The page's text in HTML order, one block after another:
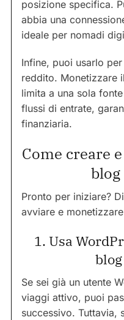
posizione specifica.
abbia una
ideale per nomadi
Infine, puoi usarlo
reddito. Monetizzare
limita a una sola
flussi di entrate,
finanziaria.
Come creare
Pronto per iniziare?
avviare e
1. Usa
Se sei già un utente
viaggi attivo, puoi
successivo. Tuttavia,